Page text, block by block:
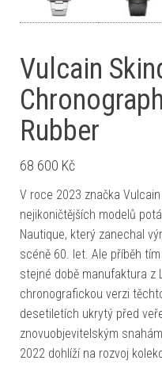
Vulcain
Rubber
68 600 Kč
V roce 2023 značka
nejikoničtějších modelů
Nautique, který zanechal
scéně 60. let. Ale příběh
stejné době manufaktura z
chronografickou verzi
desetiletích ukrytý před
znovuobjevitelským
2022 dohlíží na rozvoj